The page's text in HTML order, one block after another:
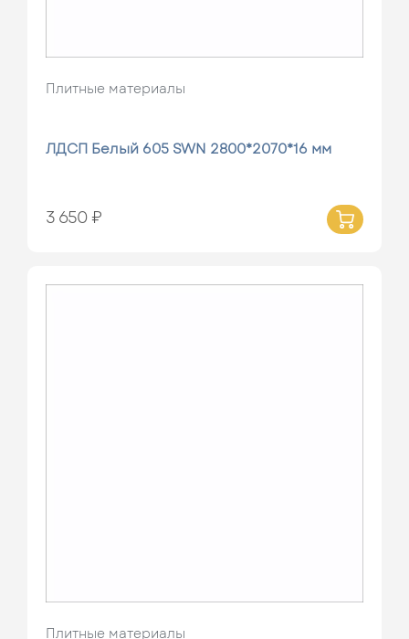
Плитные материалы
ЛДСП Белый 605 SWN 2800*2070*16 мм
3 650 ₽
Плитные материалы